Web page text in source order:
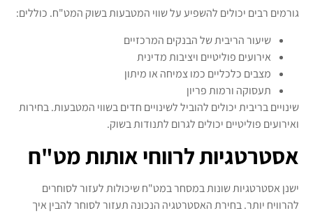
גורמים רבים יכולים להשפיע על שווי המטבעות בשוק המט"ח. כוללים:
שיעור הריבית של הבנקים המרכזיים
אירועים פוליטיים ויציבות מדינית
מצבים כלכליים כמו צמיחה או מיתון
תעסוקה ורמות פריון
שינויים בריבית יכולים להוביל לשינויים חדים בשווי המטבעות. בחירות
ואירועים פוליטיים יכולים לגרום לתנודות בשוק.
אסטרטגיות לרווחי אותות מט"ח
ישנן אסטרטגיות שונות במסחר במט"ח שיכולות לעזור לסוחרים
להרוויח יותר. בחירת האסטרטגיה הנכונה תעזור לסוחר להבין איך